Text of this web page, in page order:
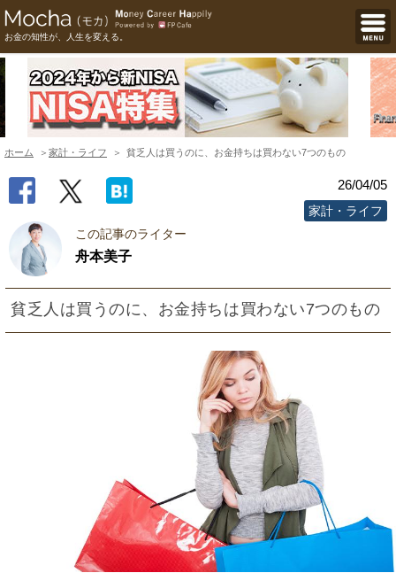
お金の知性が、人生を変える。
ホーム 家計・ライフ 貧乏人は買うのに、お金持ちは買わない7つのもの
26/04/05
家計・ライフ
この記事のライター
舟本美子
貧乏人は買うのに、お金持ちは買わない7つのもの